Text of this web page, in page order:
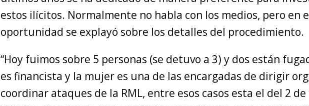
estos ilícitos. Normalmente no habla con los medios, pero en
oportunidad se explayó sobre los detalles del procedimiento.
“Hoy fuimos sobre 5 personas (se detuvo a 3) y dos están
es financista y la mujer es una de las encargadas de dirigir
coordinar ataques de la RML, entre esos casos esta el del 2